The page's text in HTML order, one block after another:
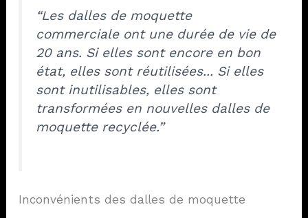
“Les dalles de moquette
commerciale ont une durée de vie de
20 ans. Si elles sont encore en bon
état, elles sont réutilisées... Si elles
sont inutilisables, elles sont
transformées en nouvelles dalles de
moquette recyclée.”
Inconvénients des dalles de moquette